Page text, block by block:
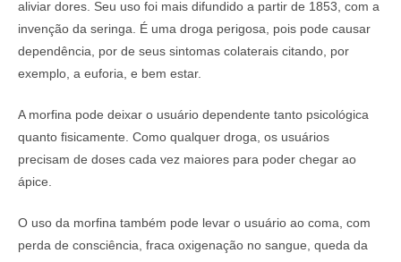
aliviar dores. Seu uso foi mais difundido a partir de 1853, com a
invenção da seringa. É uma droga perigosa, pois pode causar
dependência, por de seus sintomas colaterais citando, por
exemplo, a euforia, e bem estar.
A morfina pode deixar o usuário dependente tanto psicológica
quanto fisicamente. Como qualquer droga, os usuários
precisam de doses cada vez maiores para poder chegar ao
ápice.
O uso da morfina também pode levar o usuário ao coma, com
perda de consciência, fraca oxigenação no sangue, queda da